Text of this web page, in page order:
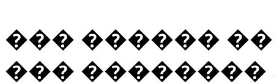
��� ������
��� ��������